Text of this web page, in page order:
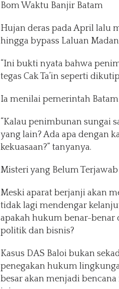
Bom Waktu Banjir Batam
Hujan deras pada April lalu
hingga bypass Laluan
“Ini bukti nyata bahwa
tegas Cak Ta’in seperti
Ia menilai pemerintah
“Kalau penimbunan sungai
yang lain? Ada apa dengan
kekuasaan?” tanyanya.
Misteri yang Belum Terjawab
Meski aparat berjanji akan
tidak lagi mendengar
apakah hukum benar-benar
politik dan bisnis?
Kasus DAS Baloi bukan
penegakan hukum
besar akan menjadi